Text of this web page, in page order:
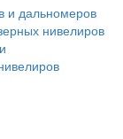
и дальномеров
нивелиров